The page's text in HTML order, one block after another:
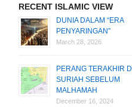
RECENT ISLAMIC VIEW
DUNIA DALAM “ERA
PENYARINGAN”
March 28, 2026
PERANG TERAKHIR DI
SURIAH SEBELUM
MALHAMAH
December 16, 2024